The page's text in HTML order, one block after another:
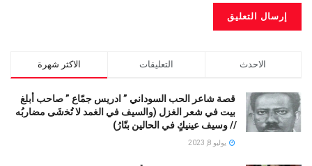
الاكثر شهرة التعليقات الاحدث
قصة شاعر الحب السوداني ” ادريس جمّاع ” صاحب أبلغ
بيت في شعر الغزل (وﺍﻟﺴﻴﻒ ﻓﻲ الغمد ﻻ ﺗُﺨشَى مضاربُه
// ﻭﺳﻴﻒ ﻋﻴﻨﻴﻚٍ ﻓﻲ ﺍﻟﺤﺎﻟﻴﻦ ﺑﺘّﺎﺭُ)
يوليو 8, 2023